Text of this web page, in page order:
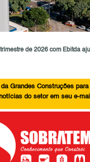
de 2026 com Ebitda
Grandes Construções
notícias do setor em seu e-